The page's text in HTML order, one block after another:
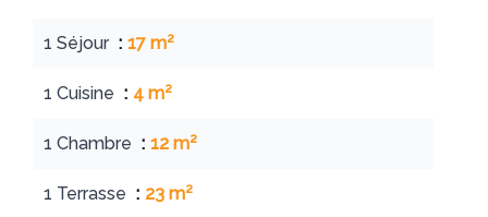
1 Séjour 17 m²
1 Cuisine 4 m²
1 Chambre 12 m²
1 Terrasse 23 m²